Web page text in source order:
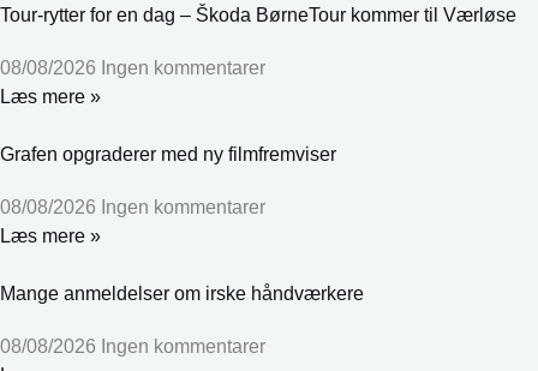
Tour-rytter for en dag – Škoda BørneTour kommer til Værløse
08/08/2026 Ingen kommentarer
Læs mere »
Grafen opgraderer med ny filmfremviser
08/08/2026 Ingen kommentarer
Læs mere »
Mange anmeldelser om irske håndværkere
08/08/2026 Ingen kommentarer